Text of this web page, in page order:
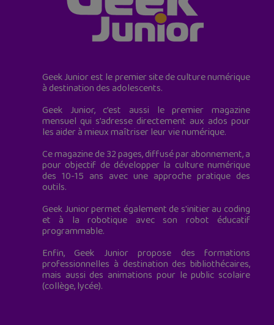
Geek Junior est le premier site de culture numérique
à destination des adolescents.
Geek Junior, c’est aussi le premier magazine
mensuel qui s’adresse directement aux ados pour
les aider à mieux maîtriser leur vie numérique.
Ce magazine de 32 pages, diffusé par abonnement, a
pour objectif de développer la culture numérique
des 10-15 ans avec une approche pratique des
outils.
Geek Junior permet également de s'initier au coding
et à la robotique avec son robot éducatif
programmable.
Enfin, Geek Junior propose des formations
professionnelles à destination des bibliothécaires,
mais aussi des animations pour le public scolaire
(collège, lycée).